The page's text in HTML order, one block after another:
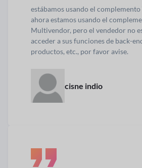
estábamos usando el
ahora estamos usando el
Multivendor, pero el vendedor no
acceder a sus funciones de back-
productos, etc., por favor avise.
cisne indio